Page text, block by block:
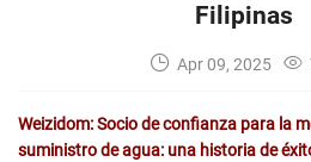
Filipinas
Apr 09, 2025
Weizidom: Socio de confianza para la
suministro de agua: una historia de